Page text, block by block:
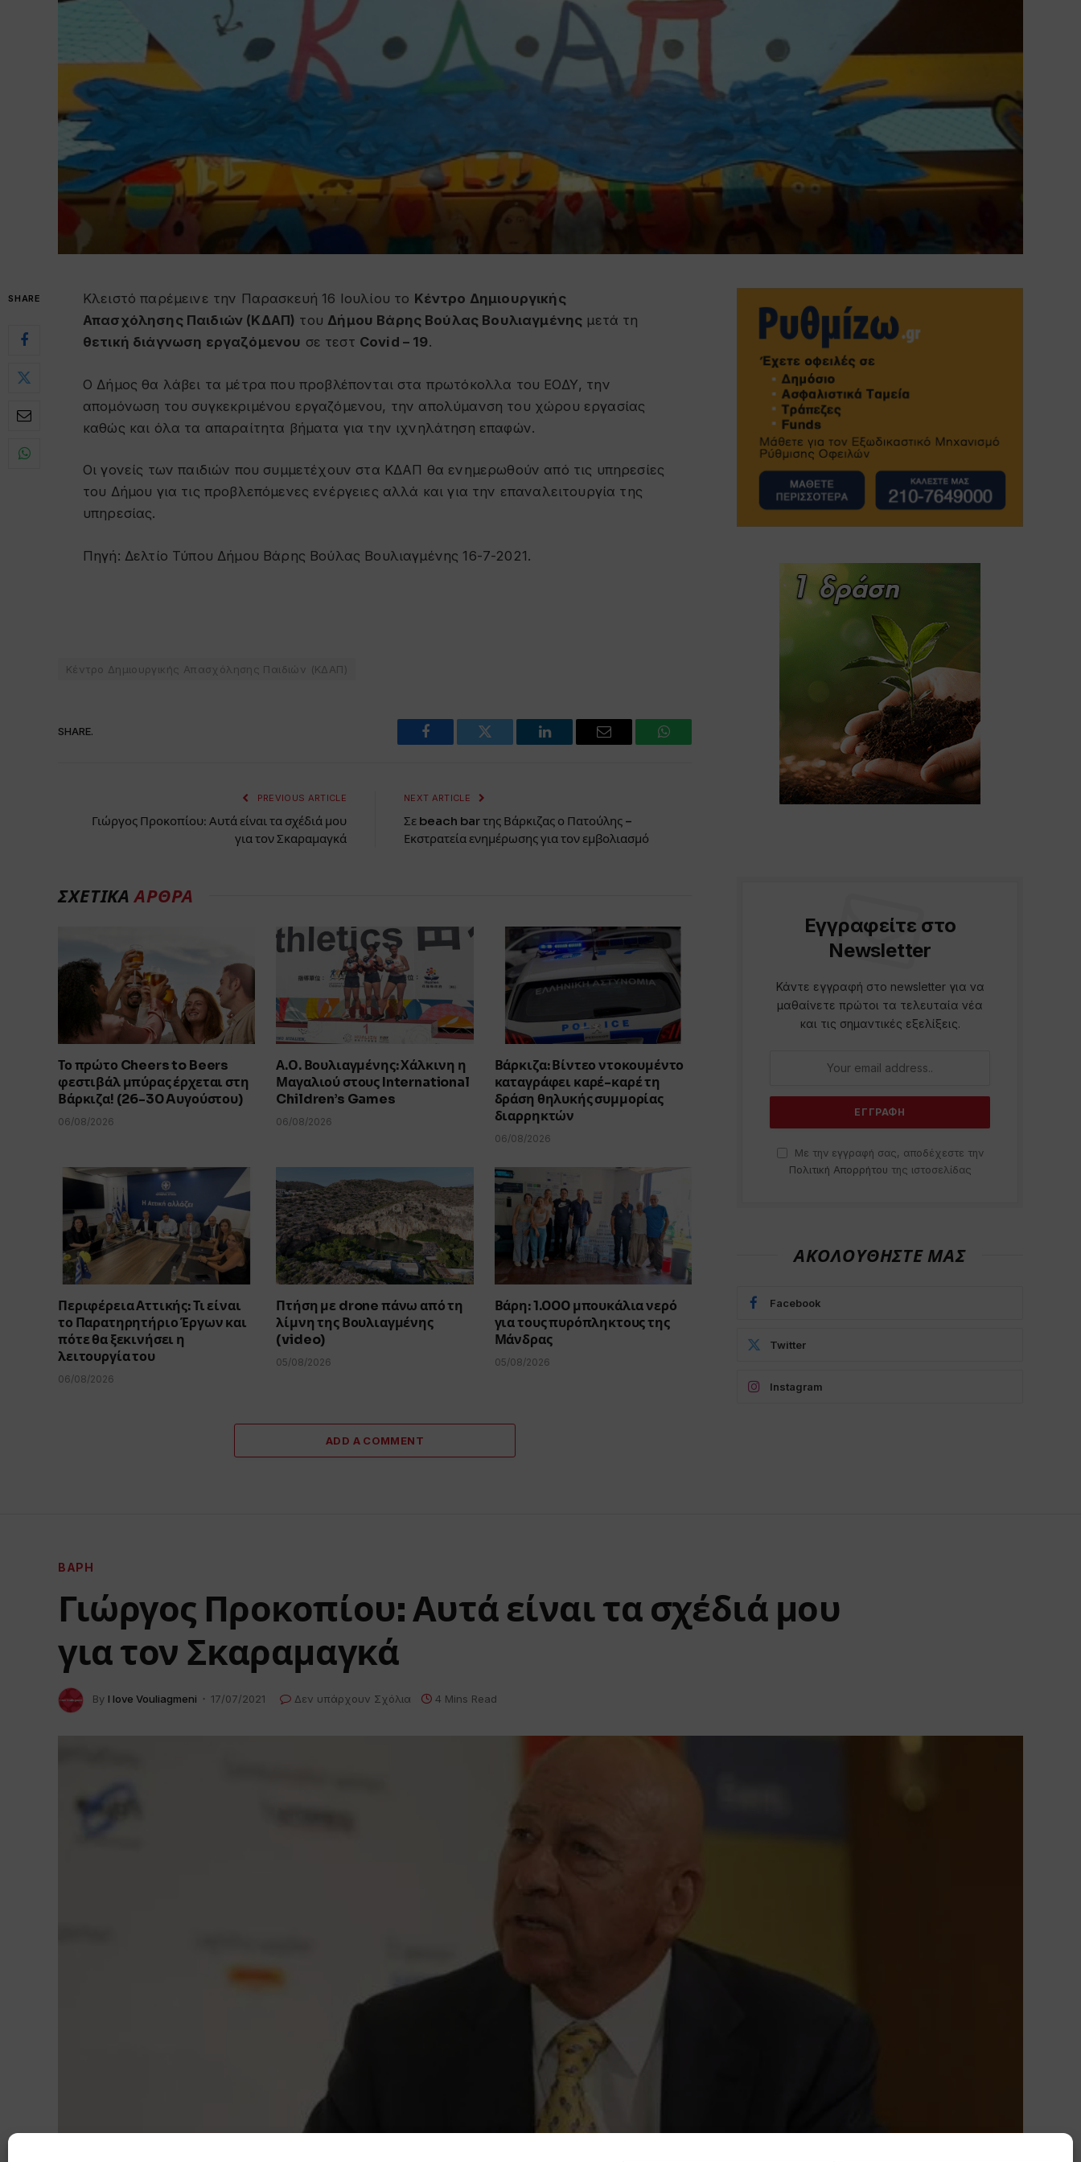
SHARE Κλειστό παρέμεινε την Παρασκευή 16 Ιουλίου το Κέντρο Δημιουργικής
Απασχόλησης Παιδιών (ΚΔΑΠ) τουΔήμου Βάρης Βούλας Βουλιαγμένης μετά τη
θετική διάγνωση εργαζόμενου σε τεστ Covid – 19.
Ο Δήμος θα λάβει τα μέτρα που προβλέπονται στα πρωτόκολλα του ΕΟΔΥ, την
απομόνωση του συγκεκριμένου εργαζόμενου, την απολύμανση του χώρου εργασίας
καθώς και όλα τα απαραίτητα βήματα για την ιχνηλάτηση επαφών.
Οι γονείς των παιδιών που συμμετέχουν στα ΚΔΑΠ θα ενημερωθούν από τις υπηρεσίες
του Δήμου για τις προβλεπόμενες ενέργειες αλλά και για την επαναλειτουργία της
υπηρεσίας.
Πηγή: Δελτίο Τύπου Δήμου Βάρης Βούλας Βουλιαγμένης 16-7-2021.
Κέντρο Δημιουργικής Απασχόλησης Παιδιών (ΚΔΑΠ)
SHARE.
Facebook Twitter LinkedIn Email WhatsApp
PREVIOUS ARTICLE
Γιώργος Προκοπίου: Αυτά είναι τα σχέδιά μου
για τον Σκαραμαγκά
NEXT ARTICLE
Σε beach bar της Βάρκιζας ο Πατούλης –
Εκστρατεία ενημέρωσης για τον εμβολιασμό
ΣΧΕΤΙΚΑΑΡΘΡΑ
Το πρώτο Cheers to Beers
φεστιβάλ μπύρας έρχεται στη
Βάρκιζα! (26-30 Aυγούστου)
06/08/2026
Α.Ο. Βουλιαγμένης: Χάλκινη η
Μαγαλιού στους International
Children’s Games
06/08/2026
Βάρκιζα: Βίντεο ντοκουμέντο
καταγράφει καρέ-καρέ τη
δράση θηλυκής συμμορίας
διαρρηκτών
06/08/2026
Περιφέρεια Αττικής: Τι είναι
το Παρατηρητήριο Έργων και
πότε θα ξεκινήσει η
λειτουργία του
06/08/2026
Πτήση με drone πάνω από τη
λίμνη της Βουλιαγμένης
(video)
05/08/2026
Βάρη: 1.000 μπουκάλια νερό
για τους πυρόπληκτους της
Μάνδρας
05/08/2026
ADD A COMMENT
Εγγραφείτε στο
Newsletter
Κάντε εγγραφή στο newsletter για να
μαθαίνετε πρώτοι τα τελευταία νέα
και τις σημαντικές εξελίξεις.
Με την εγγραφή σας, αποδέχεστε την
Πολιτική Απορρήτου της ιστοσελίδας
ΑΚΟΛΟΥΘΗΣΤΕ ΜΑΣ
Facebook
Twitter
Instagram
ΒΆΡΗ
Γιώργος Προκοπίου: Αυτά είναι τα σχέδιά μου
για τον Σκαραμαγκά
By I love Vouliagmeni 17/07/2021 Δεν υπάρχουν Σχόλια 4 Mins Read